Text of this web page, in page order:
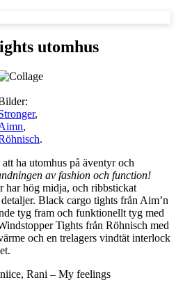
utomhus
,
,
.
ha utomhus på äventyr och
av fashion och function!
har hög midja, och ribbstickat
Black cargo tights från Aim’n
tyg fram och funktionellt tyg med
Tights från Röhnisch med
och en trelagers vindtät interlock
Rani – My feelings